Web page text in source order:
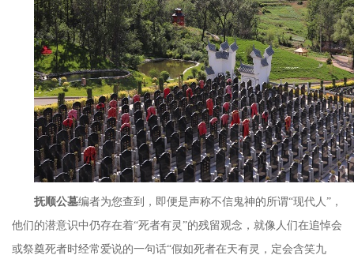
抚顺公墓编者为您查到，即便是声称不信鬼神的所谓“现代人” ，
他们的潜意识中仍存在着“死者有灵”的残留观念，就像人们在追悼会
或祭奠死者时经常爱说的一句话“假如死者在天有灵，定会含笑九